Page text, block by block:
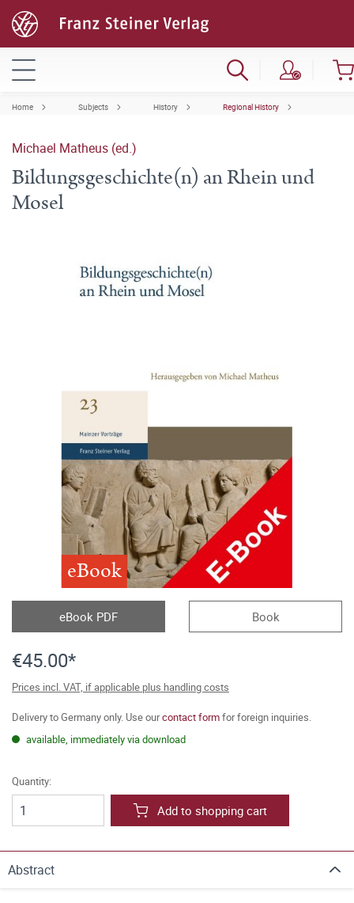
Home Subjects History Regional History
Michael Matheus (ed.)
Bildungsgeschichte(n) an Rhein und
Mosel
eBook
eBook PDF Book
€45.00*
Prices incl. VAT, if applicable plus handling costs
Delivery to Germany only. Use ourcontact formfor foreign inquiries.
available, immediately via download
Quantity:
Add to shopping cart
Abstract